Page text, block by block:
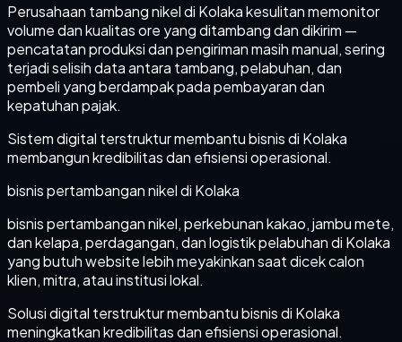
Perusahaan tambang nikel di Kolaka kesulitan memonitor
volume dan kualitas ore yang ditambang dan dikirim —
pencatatan produksi dan pengiriman masih manual, sering
terjadi selisih data antara tambang, pelabuhan, dan
pembeli yang berdampak pada pembayaran dan
kepatuhan pajak.
Sistem digital terstruktur membantu bisnis di Kolaka
membangun kredibilitas dan efisiensi operasional.
bisnis pertambangan nikel di Kolaka
bisnis pertambangan nikel, perkebunan kakao, jambu mete,
dan kelapa, perdagangan, dan logistik pelabuhan di Kolaka
yang butuh website lebih meyakinkan saat dicek calon
klien, mitra, atau institusi lokal.
Solusi digital terstruktur membantu bisnis di Kolaka
meningkatkan kredibilitas dan efisiensi operasional.